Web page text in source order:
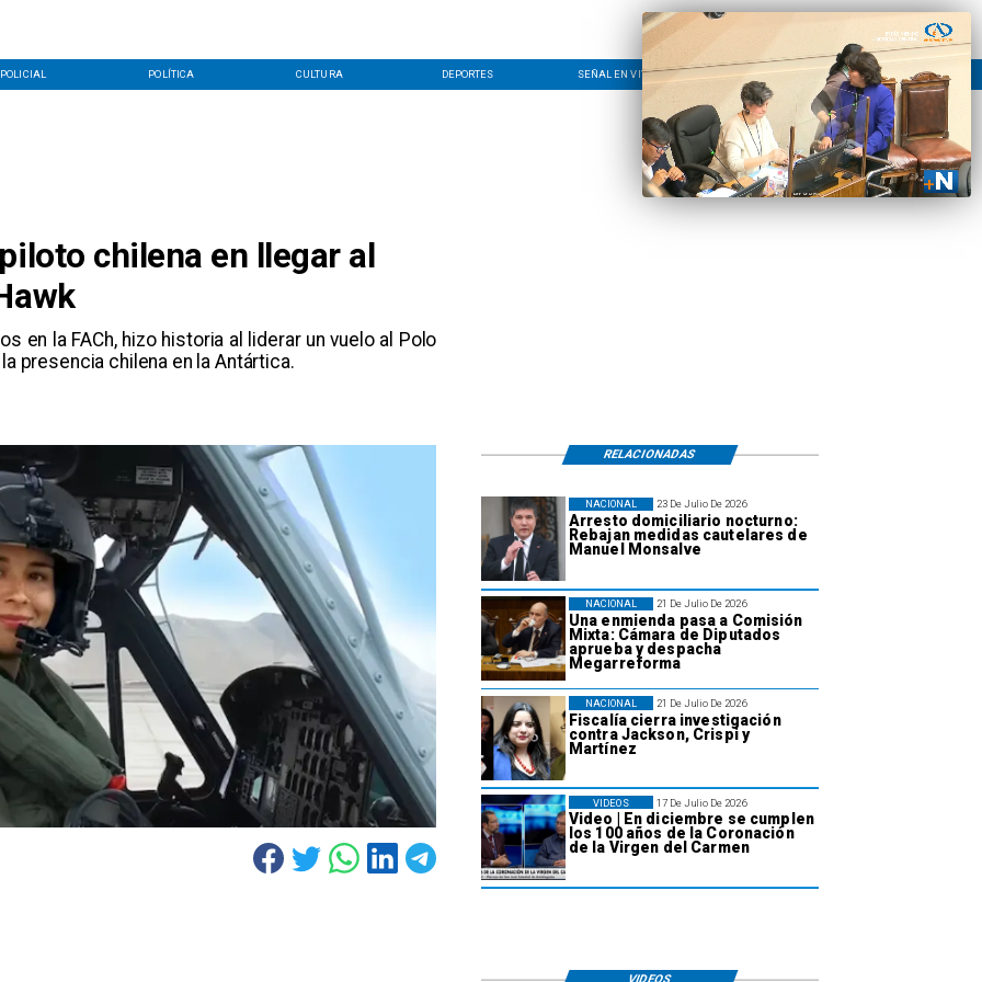
POLICIAL POLÍTICA CULTURA DEPORTES SEÑAL EN VIVO LÍNEA EDITORIAL
chilena en llegar al
en la FACh, hizo historia al liderar un vuelo al Polo
presencia chilena en la Antártica.
23 De Julio De 2026
Arresto domiciliario nocturno:
Rebajan medidas cautelares de
Manuel Monsalve
NACIONAL
21 De Julio De 2026
Una enmienda pasa a Comisión
Mixta: Cámara de Diputados
aprueba y despacha
Megarreforma
NACIONAL
21 De Julio De 2026
Fiscalía cierra investigación
contra Jackson, Crispi y
Martínez
NACIONAL
17 De Julio De 2026
Video | En diciembre se cumplen
los 100 años de la Coronación
de la Virgen del Carmen
VIDEOS
RELACIONADAS